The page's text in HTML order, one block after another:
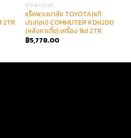
2TR
แร็คพาวเวอร์
แร็คพวงมาลัย TOYOTA(แท้
ประกอบ) COMMUTER KDH200
(หลังคาเตี้ย) เครื่อง 1kd 2TR
฿5,778.00